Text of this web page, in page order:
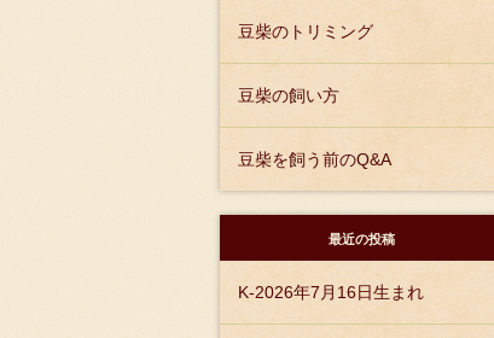
豆柴のトリミング
豆柴の飼い方
豆柴を飼う前のQ&A
最近の投稿
K-2026年7月16日生まれ